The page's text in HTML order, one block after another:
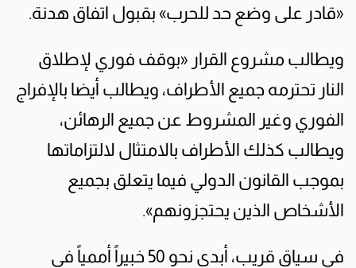
«قادر على وضع حد للحرب» بقبول اتفاق هدنة.
ويطالب مشروع القرار «بوقف فوري لإطلاق
النار تحترمه جميع الأطراف، ويطالب أيضا بالإفراج
الفوري وغير المشروط عن جميع الرهائن،
ويطالب كذلك الأطراف بالامتثال لالتزاماتها
بموجب القانون الدولي فيما يتعلق بجميع
الأشخاص الذين يحتجزونهم».
في سياق قريب، أبدى نحو 50 خبيراً أممياً في